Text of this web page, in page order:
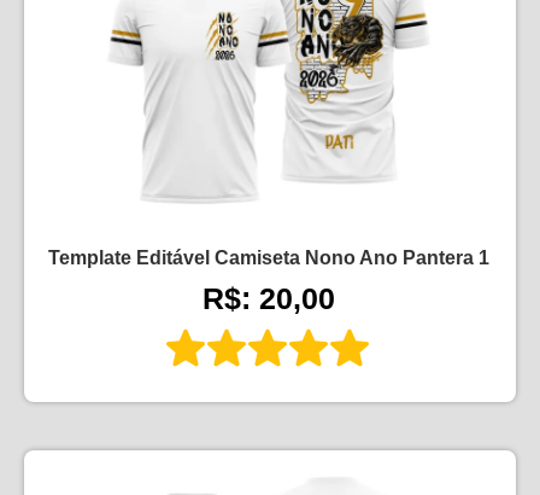
Template Editável Camiseta Nono Ano Pantera 1
R$: 20,00